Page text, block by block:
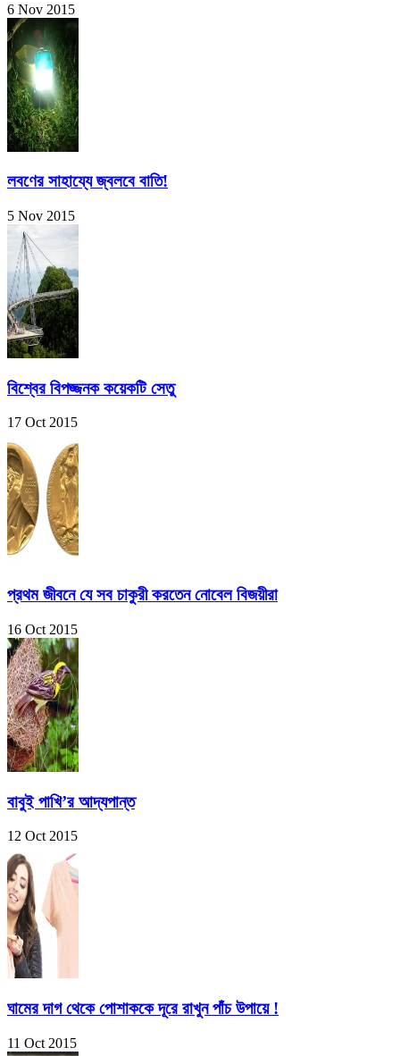
6 Nov 2015
লবণের সাহায্যে জ্বলবে বাতি!
5 Nov 2015
বিশ্বের বিপজ্জনক কয়েকটি সেতু
17 Oct 2015
প্রথম জীবনে যে সব চাকুরী করতেন নোবেল বিজয়ীরা
16 Oct 2015
বাবুই পাখি’র আদ্যপান্ত
12 Oct 2015
ঘামের দাগ থেকে পোশাককে দূরে রাখুন পাঁচ উপায়ে !
11 Oct 2015